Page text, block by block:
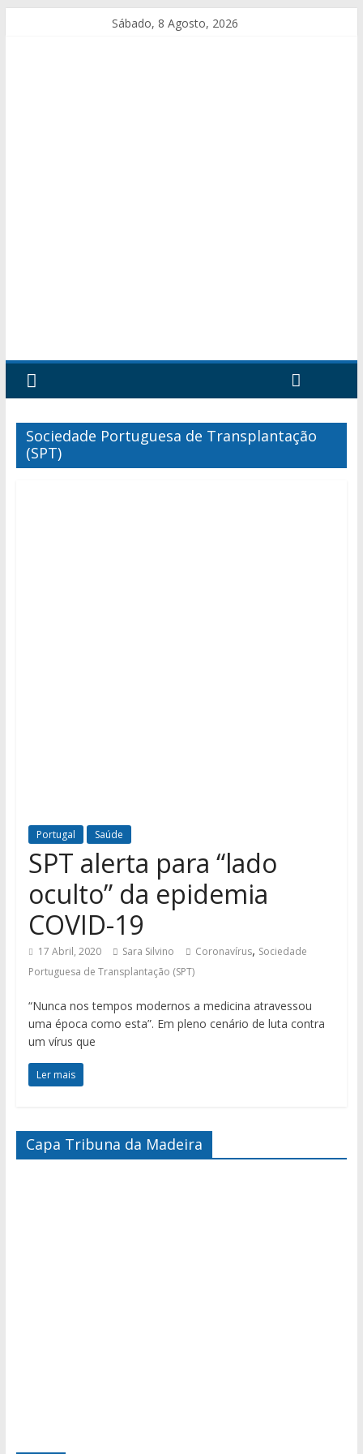
Sábado, 8 Agosto, 2026
Sociedade Portuguesa de Transplantação
(SPT)
Portugal Saúde
SPT alerta para “lado
oculto” da epidemia
COVID-19
17 Abril, 2020 Sara Silvino Coronavírus, Sociedade
Portuguesa de Transplantação (SPT)
“Nunca nos tempos modernos a medicina atravessou
uma época como esta”. Em pleno cenário de luta contra
um vírus que
Ler mais
Capa Tribuna da Madeira